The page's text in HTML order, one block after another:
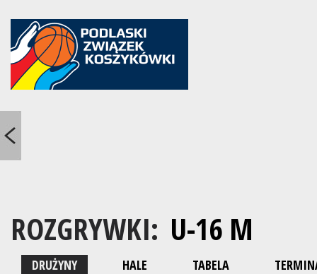
ROZGRYWKI: U-16 M
DRUŻYNY HALE TABELA